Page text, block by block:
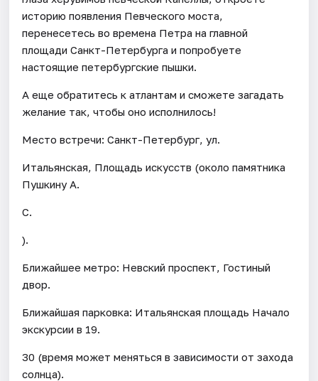
историю появления Певческого моста,
перенесетесь во времена Петра на главной
площади Санкт-Петербурга и попробуете
настоящие петербургские пышки.
А еще обратитесь к атлантам и сможете загадать
желание так, чтобы оно исполнилось!
Место встречи: Санкт-Петербург, ул.
Итальянская, Площадь искусств (около памятника
Пушкину А.
С.
).
Ближайшее метро: Невский проспект, Гостиный
двор.
Ближайшая парковка: Итальянская площадь Начало
экскурсии в 19.
30 (время может меняться в зависимости от захода
солнца).